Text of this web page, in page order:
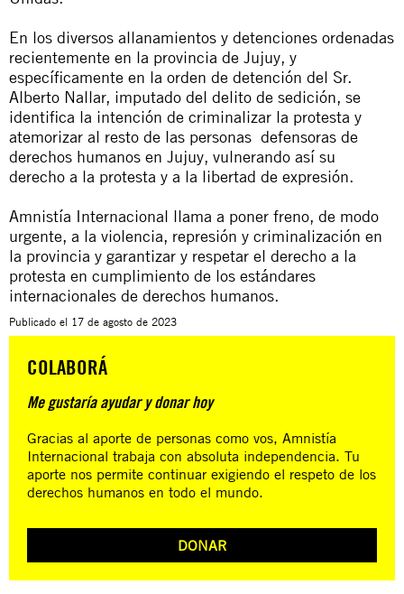
En los diversos allanamientos y detenciones ordenadas
recientemente en la provincia de Jujuy, y
específicamente en la orden de detención del Sr.
Alberto Nallar, imputado del delito de sedición, se
identifica la intención de criminalizar la protesta y
atemorizar al resto de las personas defensoras de
derechos humanos en Jujuy, vulnerando así su
derecho a la protesta y a la libertad de expresión.
Amnistía Internacional llama a poner freno, de modo
urgente, a la violencia, represión y criminalización en
la provincia y garantizar y respetar el derecho a la
protesta en cumplimiento de los estándares
internacionales de derechos humanos.
Publicado el 17 de agosto de 2023
COLABORÁ
Me gustaría ayudar y donar hoy
Gracias al aporte de personas como vos, Amnistía
Internacional trabaja con absoluta independencia. Tu
aporte nos permite continuar exigiendo el respeto de los
derechos humanos en todo el mundo.
DONAR